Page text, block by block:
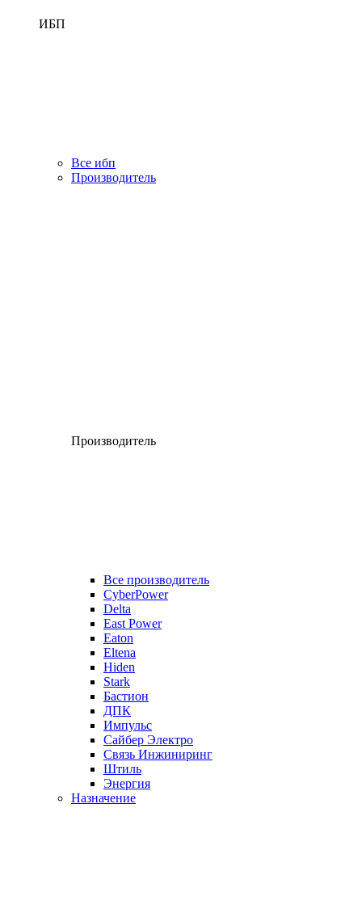
ИБП
Все ибп
Производитель
Производитель
Все производитель
CyberPower
Delta
East Power
Eaton
Eltena
Hiden
Stark
Бастион
ДПК
Импульс
Сайбер Электро
Связь Инжиниринг
Штиль
Энергия
Назначение